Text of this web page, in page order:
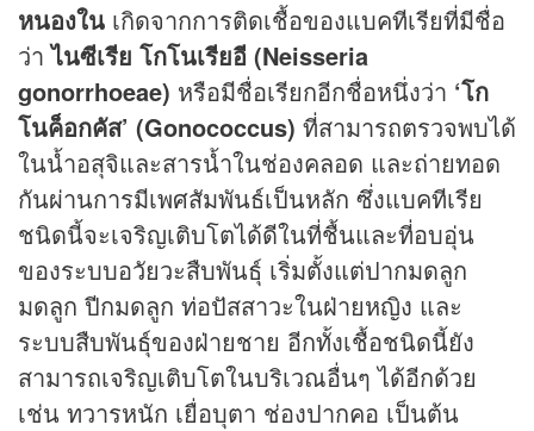
หนองใน เกิดจากการติดเชื้อของแบคทีเรียที่มีชื่อ
ว่าไนซีเรีย โกโนเรียอี (Neisseria
gonorrhoeae) หรือมีชื่อเรียกอีกชื่อหนึ่งว่า ‘โก
โนค็อกคัส’ (Gonococcus) ที่สามารถตรวจพบได้
ในน้ำอสุจิและสารน้ำในช่องคลอด และถ่ายทอด
กันผ่านการมีเพศสัมพันธ์เป็นหลัก ซึ่งแบคทีเรีย
ชนิดนี้จะเจริญเติบโตได้ดีในที่ชื้นและที่อบอุ่น
ของระบบอวัยวะสืบพันธุ์ เริ่มตั้งแต่ปากมดลูก
มดลูก ปีกมดลูก ท่อปัสสาวะในฝ่ายหญิง และ
ระบบสืบพันธุ์ของฝ่ายชาย อีกทั้งเชื้อชนิดนี้ยัง
สามารถเจริญเติบโตในบริเวณอื่นๆ ได้อีกด้วย
เช่น ทวารหนัก เยื่อบุตา ช่องปากคอ เป็นต้น